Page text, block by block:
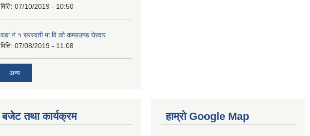
मिति: 07/10/2019 - 10:50
वडा नं १ सरस्वती मा.वि.काे कम्पाउण्ड घेरवार
मिति: 07/08/2019 - 11:08
अन्य
बजेट तथा कार्यक्रम हाम्रो Google Map